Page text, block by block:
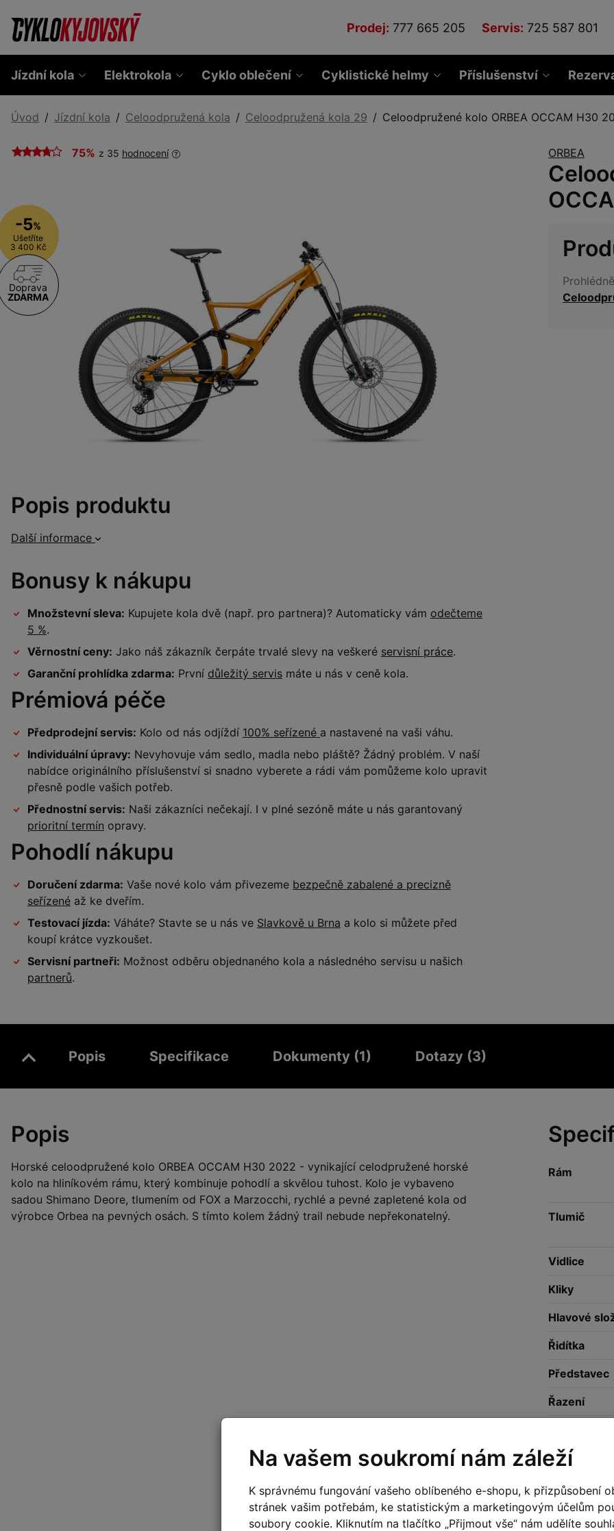
Prodej: 777 665 205 Servis: 725 587 801
Jízdní kola Elektrokola Cyklo oblečení Cyklistické helmy Příslušenství
Úvod Jízdní kola Celoodpružená kola Celoodpružená kola 29 Celoodpružené kolo ORBEA OCCAM H30
75% z 35 hodnocení
-5%
Ušetříte
3 400 Kč
Doprava
ZDARMA
Popis produktu
Další informace
Bonusy k nákupu
Množstevní sleva: Kupujete kola dvě (např. pro partnera)? Automaticky vám odečteme
5 %.
Věrnostní ceny: Jako náš zákazník čerpáte trvalé slevy na veškeré servisní práce.
Garanční prohlídka zdarma: První důležitý servis máte u nás v ceně kola.
Prémiová péče
Předprodejní servis: Kolo od nás odjíždí 100% seřízené a nastavené na vaši váhu.
Individuální úpravy: Nevyhovuje vám sedlo, madla nebo pláště? Žádný problém. V naší
nabídce originálního příslušenství si snadno vyberete a rádi vám pomůžeme kolo upravit
přesně podle vašich potřeb.
Přednostní servis: Naši zákazníci nečekají. I v plné sezóně máte u nás garantovaný
prioritní termín opravy.
Pohodlí nákupu
Doručení zdarma: Vaše nové kolo vám přivezeme bezpečně zabalené a precizně
seřízené až ke dveřím.
Testovací jízda: Váháte? Stavte se u nás ve Slavkově u Brna a kolo si můžete před
koupí krátce vyzkoušet.
Servisní partneři: Možnost odběru objednaného kola a následného servisu u našich
partnerů.
ORBEA
Popis Specifikace Dokumenty (1) Dotazy (3)
Popis
Horské celoodpružené kolo ORBEA OCCAM H30 2022 - vynikající celodpružené horské
kolo na hliníkovém rámu, který kombinuje pohodlí a skvělou tuhost. Kolo je vybaveno
sadou Shimano Deore, tlumením od FOX a Marzocchi, rychlé a pevné zapletené kola od
výrobce Orbea na pevných osách. S tímto kolem žádný trail nebude nepřekonatelný.
Rám
Tlumič
Vidlice
Kliky
Hlavové
Řidítka
Představec
Řazení
Kazeta
Řetěz
Na vašem soukromí nám záleží
K správnému fungování vašeho oblíbeného e-shopu, k přizpůsobení
stránek vašim potřebám, ke statistickým a marketingovým účelům
soubory cookie. Kliknutím na tlačítko „Přijmout vše“ nám udělíte